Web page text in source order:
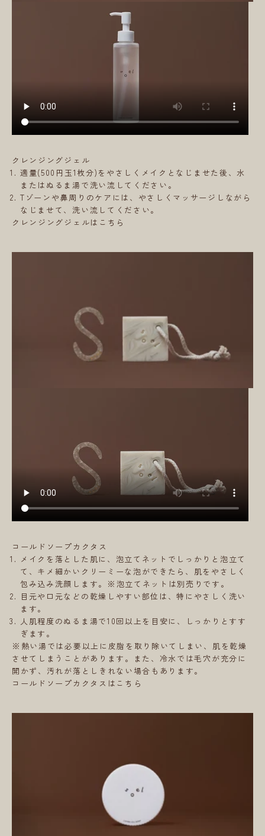
クレンジングジェル
適量(500円玉1枚分)をやさしくメイクとなじませた後、水
またはぬるま湯で洗い流してください。
Tゾーンや鼻周りのケアには、やさしくマッサージしながら
なじませて、洗い流してください。
クレンジングジェルはこちら
コールドソープカクタス
メイクを落とした肌に、泡立てネットでしっかりと泡立て
て、キメ細かいクリーミーな泡ができたら、肌をやさしく
包み込み洗顔します。※泡立てネットは別売りです。
目元や口元などの乾燥しやすい部位は、特にやさしく洗い
ます。
人肌程度のぬるま湯で10回以上を目安に、しっかりとすす
ぎます。
※熱い湯では必要以上に皮脂を取り除いてしまい、肌を乾燥
させてしまうことがあります。また、冷水では毛穴が充分に
開かず、汚れが落としきれない場合もあります。
コールドソープカクタスはこちら